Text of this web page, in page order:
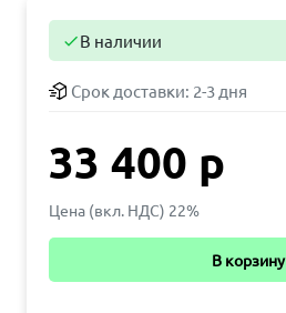
В наличии
Срок доставки: 2-3 дня
33 400 р
Цена (вкл. НДС) 22%
В корзину